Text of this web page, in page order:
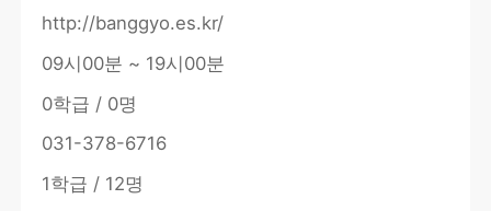
http://banggyo.es.kr/
09시00분 ~ 19시00분
0학급 / 0명
031-378-6716
1학급 / 12명